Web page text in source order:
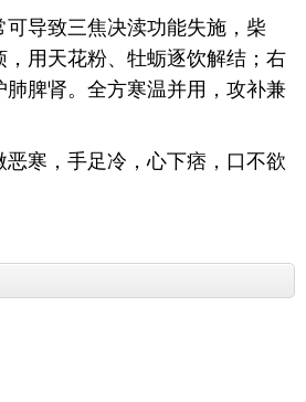
导致三焦决渎功能失施，柴
用天花粉、牡蛎逐饮解结；右
脾肾。全方寒温并用，攻补兼
寒，手足冷，心下痞，口不欲